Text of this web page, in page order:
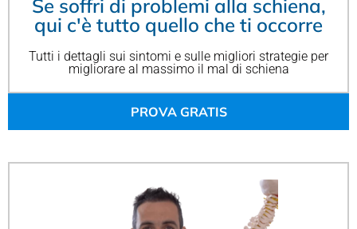
Se soffri di problemi alla schiena,
qui c'è tutto quello che ti occorre
Tutti i dettagli sui sintomi e sulle migliori strategie per
migliorare al massimo il mal di schiena
PROVA GRATIS